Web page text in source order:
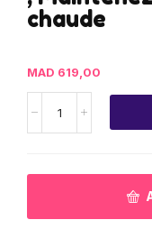
chaude
MAD 619,00